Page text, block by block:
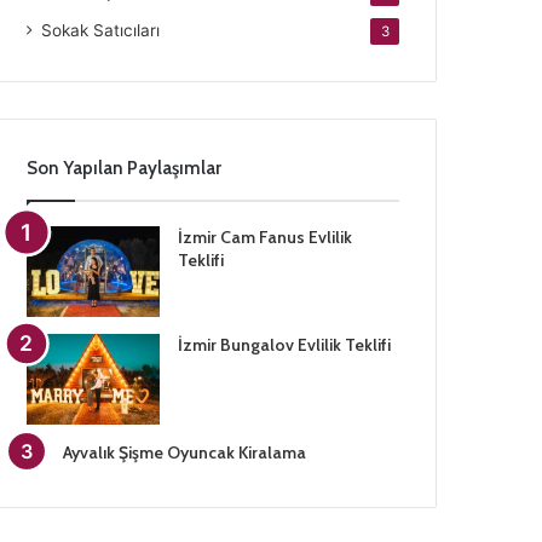
Sokak Satıcıları 3
Son Yapılan Paylaşımlar
İzmir Cam Fanus Evlilik
Teklifi
İzmir Bungalov Evlilik Teklifi
Ayvalık Şişme Oyuncak Kiralama